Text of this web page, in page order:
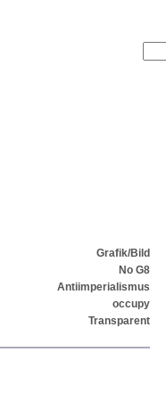
Grafik/Bild
No G8
Antiimperialismus
occupy
Transparent